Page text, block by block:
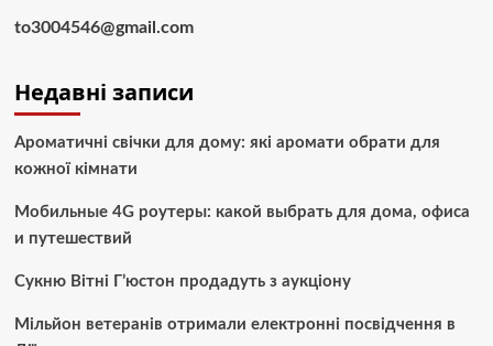
to3004546@gmail.com
Недавні записи
Ароматичні свічки для дому: які аромати обрати для
кожної кімнати
Мобильные 4G роутеры: какой выбрать для дома, офиса
и путешествий
Сукню Вітні Г’юстон продадуть з аукціону
Мільйон ветеранів отримали електронні посвідчення в